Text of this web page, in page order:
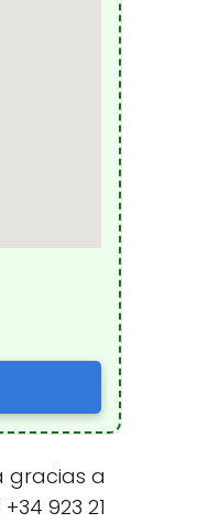
gracias a
923 21